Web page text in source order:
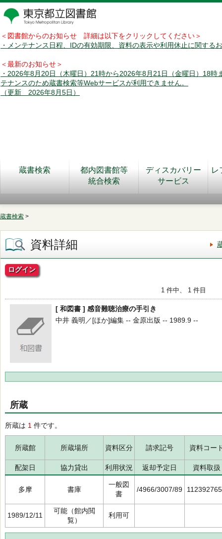
＜図書館からのお知らせ 詳細は以下をクリックしてください＞
・メンテナンス日程、IDの有効期限、資料の表示や利用休止に関する
＜最新のお知らせ＞
・2026年8月20日（木曜日）21時から2026年8月21日（金曜日）18時
テナンスのため蔵書検索等Webサービスが利用できません。
（更新 2026年8月5日）
蔵書検索
都内図書館等
統合検索
ディスカバリー
サービス
レ
蔵書検索 >
資料詳細
ログイン
1 件中、 1 件目
[ 和図書 ] 感音難聴治療の手引き
中井 義明／[ほか]編集 -- 金原出版 -- 1989.9 --
所蔵
所蔵は 1 件です。
所蔵館 所蔵場所 資料区分 請求記号 資料コー
配架日 協力貸出 利用状況 返却予定日 資料取扱
多摩 書庫
一般図
書
/4966/3007/89
1989/12/11
可能（館内閲
覧）
利用可